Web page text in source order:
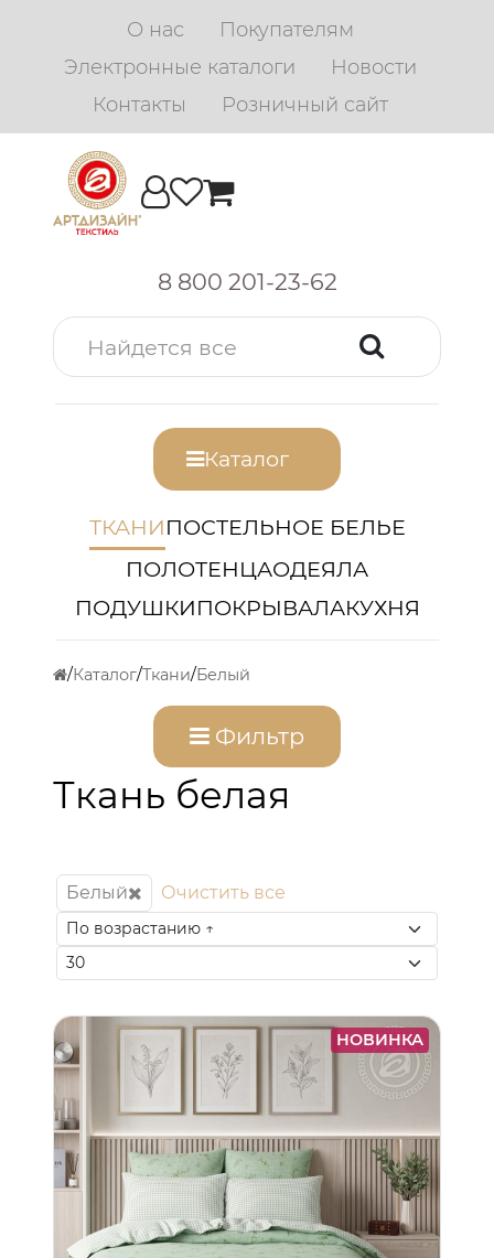
О нас
Покупателям
Электронные каталоги
Новости
Контакты
Розничный сайт
8 800 201-23-62
Каталог
ТКАНИПОСТЕЛЬНОЕ БЕЛЬЕ
ПОЛОТЕНЦАОДЕЯЛА
ПОДУШКИПОКРЫВАЛАКУХНЯ
Каталог Ткани Белый
Фильтр
Ткань белая
Белый Очистить все
НОВИНКА